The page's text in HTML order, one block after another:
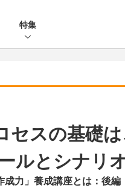
特集
セスの基礎
ルとシナリオ
力」養成講座とは：後編